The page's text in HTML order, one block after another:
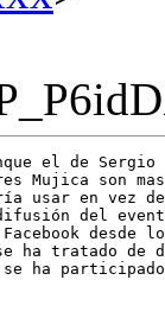
el de Sergio
Mujica son
en vez de
difusión del
desde
ha tratado de
ha